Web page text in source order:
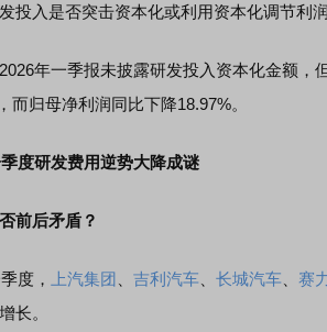
投入是否突击资本化或利用资本化调节利润
年一季报未披露研发投入资本化金额，
而归母净利润同比下降18.97%。
度研发费用逆势大降成谜
前后矛盾？
度， 上汽集团 吉利汽车 长城汽车 赛
长。